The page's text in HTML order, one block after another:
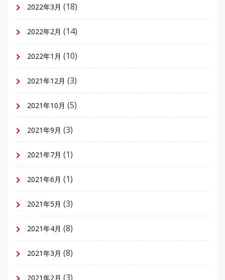
2022年3月 (18)
2022年2月 (14)
2022年1月 (10)
2021年12月 (3)
2021年10月 (5)
2021年9月 (3)
2021年7月 (1)
2021年6月 (1)
2021年5月 (3)
2021年4月 (8)
2021年3月 (8)
2021年2月 (3)